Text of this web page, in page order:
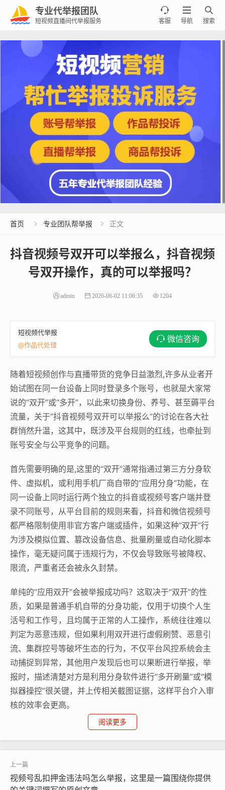
专业代举报团队
短视频直播间代举报服务

搜索

导航

客服
首页  专业团队帮举报  正文
抖音视频号双开可以举报么，抖音视频
号双开操作，真的可以举报吗？
admin 2026-06-02 11:06:35 1204
短视频代举报
@作品代处理
微信咨询
随着短视频创作与直播带货的竞争日益激烈,许多从业者开
始试图在同一台设备上同时登录多个账号，也就是大家常
说的“双开”或“多开”，以此来切换身份、养号、甚至薅平台
流量，关于“抖音视频号双开可以举报么”的讨论在各大社
群悄然升温，这其中，既涉及平台规则的红线，也牵扯到
账号安全与公平竞争的问题。
首先需要明确的是,这里的“双开”通常指通过第三方分身软
件、虚拟机，或利用手机厂商自带的“应用分身”功能，在
同一设备上同时运行两个独立的抖音或视频号客户端并登
录不同账号，从平台目前的规则来看，抖音和微信视频号
都严格限制使用非官方客户端或插件，如果这种“双开”行
为涉及模拟位置、篡改设备信息、批量刷量或自动化脚本
操作，毫无疑问属于违规行为，不仅会导致账号被降权、
限流，严重者还会被永久封禁。
单纯的“应用双开”会被举报成功吗？这取决于“双开”的性
质，如果是普通手机自带的分身功能，仅用于切换个人生
活号和工作号，且均属于正常的人工操作，系统往往难以
判定为恶意违规，但如果利用双开进行虚假刷赞、恶意引
流、集群控号等破坏生态的行为，不仅平台风控系统会主
动捕捉到异常，其他用户发现后也可以果断进行举报，举
报时，描述清楚对方是利用分身软件进行“多开刷量”或“模
拟器操控”很关键，并上传相关截图证据，这样平台介入审
核的效率会更高。
阅读更多
视频号乱扣押金违法吗怎么举报，这里是一篇围绕你提供